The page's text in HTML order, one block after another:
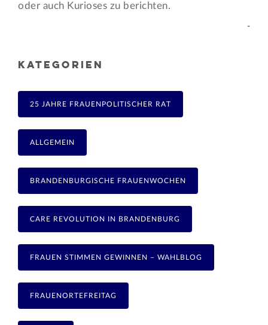
oder auch Kurioses zu berichten.
-
KATEGORIEN
25 JAHRE FRAUENPOLITISCHER RAT
ALLGEMEIN
BRANDENBURGISCHE FRAUENWOCHEN
CARE REVOLUTION IN BRANDENBURG
FRAUEN STIMMEN GEWINNEN – WAHLBLOG
FRAUENORTEFREITAG